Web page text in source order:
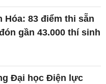
Hóa: 83 điểm thi sẵn
gần 43.000 thí sinh
Đại học Điện lực